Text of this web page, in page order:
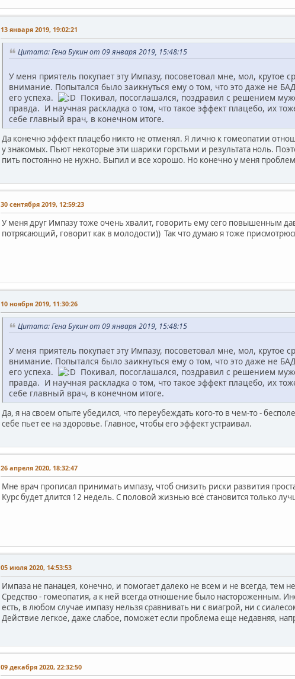
13 января 2019, 19:02:21
Цитата: Гена Букин от 09 января 2019, 15:48:15
У меня приятель покупает эту Импазу, посоветовал мне, мол, крутое
внимание. Попытался было заикнуться ему о том, что это даже не
его успеха.
Покивал, посоглашался, поздравил с решением
правда. И научная раскладка о том, что такое эффект плацебо, их
себе главный врач, в конечном итоге.
Да конечно эффект плацебо никто не отменял. Я лично к гомеопатии
у знакомых. Пьют некоторые эти шарики горстьми и результата ноль.
пить постоянно не нужно. Выпил и все хорошо. Но конечно у меня
30 сентября 2019, 12:59:23
У меня друг Импазу тоже очень хвалит, говорить ему сего повышенным
потрясающий, говорит как в молодости)) Так что думаю я тоже
10 ноября 2019, 11:30:26
Цитата: Гена Букин от 09 января 2019, 15:48:15
У меня приятель покупает эту Импазу, посоветовал мне, мол, крутое
внимание. Попытался было заикнуться ему о том, что это даже не
его успеха.
Покивал, посоглашался, поздравил с решением
правда. И научная раскладка о том, что такое эффект плацебо, их
себе главный врач, в конечном итоге.
Да, я на своем опыте убедился, что переубеждать кого-то в чем-то -
себе пьет ее на здоровье. Главное, чтобы его эффект устраивал.
26 апреля 2020, 18:32:47
Мне врач прописал принимать импазу, чтоб снизить риски развития
Курс будет длится 12 недель. С половой жизнью всё становится только
05 июля 2020, 14:53:53
Импаза не панацея, конечно, и помогает далеко не всем и не всегда, тем
Средство - гомеопатия, а к ней всегда отношение было настороженным.
есть, в любом случае импазу нельзя сравнивать ни с виагрой, ни с
Действие легкое, даже слабое, поможет если проблема еще недавняя,
09 декабря 2020, 22:32:50